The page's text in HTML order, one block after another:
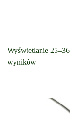
Wyświetlanie
wyników